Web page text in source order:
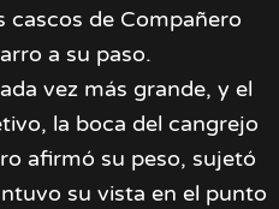
cascos de Compañero
a su paso.
vez más grande, y el
la boca del cangrejo
afirmó su peso, sujetó
su vista en el punto